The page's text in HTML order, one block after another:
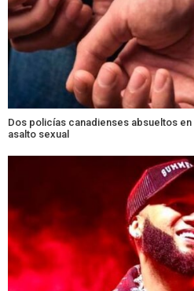
Dos policías canadienses absueltos
asalto sexual